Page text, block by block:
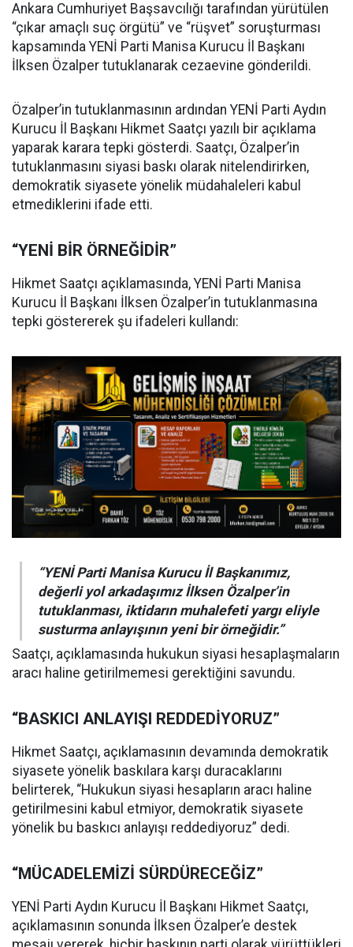
Ankara Cumhuriyet Başsavcılığı tarafından yürütülen
“çıkar amaçlı suç örgütü” ve “rüşvet” soruşturması
kapsamında YENİ Parti Manisa Kurucu İl Başkanı
İlksen Özalper tutuklanarak cezaevine gönderildi.
Özalper’in tutuklanmasının ardından YENİ Parti Aydın
Kurucu İl Başkanı Hikmet Saatçı yazılı bir açıklama
yaparak karara tepki gösterdi. Saatçı, Özalper’in
tutuklanmasını siyasi baskı olarak nitelendirirken,
demokratik siyasete yönelik müdahaleleri kabul
etmediklerini ifade etti.
“YENİ BİR ÖRNEĞİDİR”
Hikmet Saatçı açıklamasında, YENİ Parti Manisa
Kurucu İl Başkanı İlksen Özalper’in tutuklanmasına
tepki göstererek şu ifadeleri kullandı:
“YENİ Parti Manisa Kurucu İl Başkanımız,
değerli yol arkadaşımız İlksen Özalper’in
tutuklanması, iktidarın muhalefeti yargı eliyle
susturma anlayışının yeni bir örneğidir.”
Saatçı, açıklamasında hukukun siyasi hesaplaşmaların
aracı haline getirilmemesi gerektiğini savundu.
“BASKICI ANLAYIŞI REDDEDİYORUZ”
Hikmet Saatçı, açıklamasının devamında demokratik
siyasete yönelik baskılara karşı duracaklarını
belirterek, “Hukukun siyasi hesapların aracı haline
getirilmesini kabul etmiyor, demokratik siyasete
yönelik bu baskıcı anlayışı reddediyoruz” dedi.
“MÜCADELEMİZİ SÜRDÜRECEĞİZ”
YENİ Parti Aydın Kurucu İl Başkanı Hikmet Saatçı,
açıklamasının sonunda İlksen Özalper’e destek